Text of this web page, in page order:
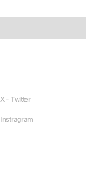
X - Twitter
Instragram